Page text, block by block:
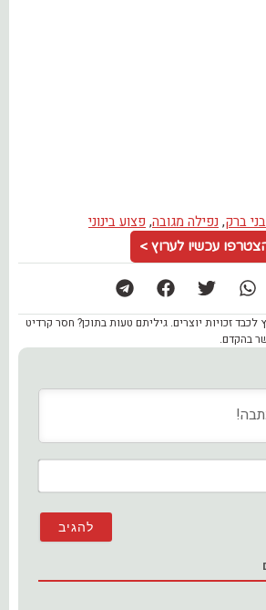
בני ברק, נפילה מגובה, פצוע בינוני
עכשיו לערוץ >
זכויות יוצרים. גיליתם טעות בתוכן? חסר קרדיט
בהקדם.